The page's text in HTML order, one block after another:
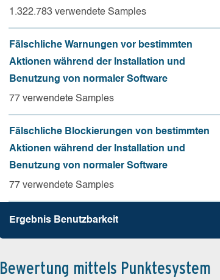
1.322.783 verwendete Samples
Fälschliche Warnungen vor bestimmten
Aktionen während der Installation und
Benutzung von normaler Software
77 verwendete Samples
Fälschliche Blockierungen von bestimmten
Aktionen während der Installation und
Benutzung von normaler Software
77 verwendete Samples
Ergebnis Benutz­barkeit
Bewertung mittels Punktesystem